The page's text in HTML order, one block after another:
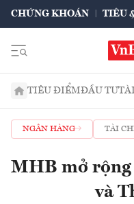
CHỨNG KHOÁN TIÊU
TIÊU ĐIỂMĐẦU TƯ
NGÂN HÀNG TÀI
MHB mở
và